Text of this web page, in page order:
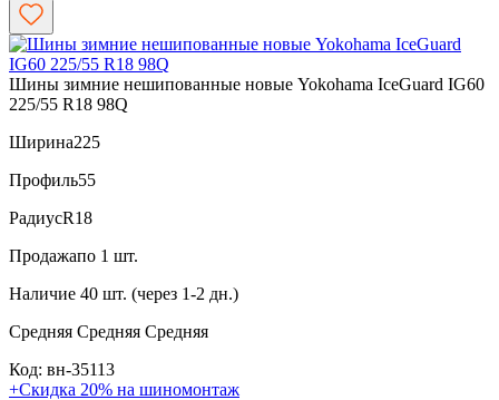
Шины зимние нешипованные новые Yokohama IceGuard IG60
225/55 R18 98Q
Ширина225
Профиль55
РадиусR18
Продажапо 1 шт.
Наличие 40 шт. (через 1-2 дн.)
Средняя Средняя Средняя
Код: вн-35113
+Скидка 20% на шиномонтаж